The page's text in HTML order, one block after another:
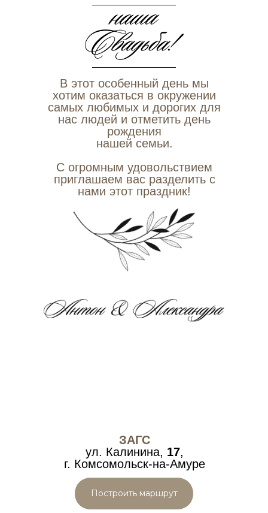
В этот особенный день мы
хотим оказаться в окружении
самых любимых и дорогих для
нас людей и отметить день
рождения
нашей семьи.
С огромным удовольствием
приглашаем вас разделить с
нами этот праздник!
Построить маршрут
ЗАГС
ул. Калинина, 17,
г. Комсомольск-на-Амуре